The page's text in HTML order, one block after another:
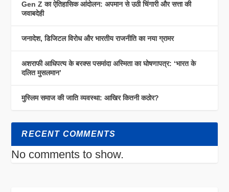
Gen Z का ऐतिहासिक आंदोलन: अपमान से उठी चिंगारी और सत्ता की
जवाबदेही
जनादेश, डिजिटल विरोध और भारतीय राजनीति का नया ग्रामर
अशराफी आधिपत्य के बरक्स पसमांदा अस्मिता का घोषणापत्र: ‘भारत के
दलित मुसलमान’
मुस्लिम समाज की जाति व्यवस्था: आखिर कितनी कठोर?
RECENT COMMENTS
No comments to show.